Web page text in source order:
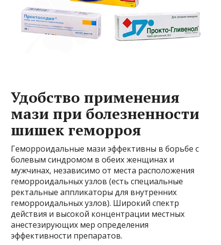
Удобство применения
мази при болезненности
шишек геморроя
Геморроидальные мази эффективны в борьбе с
болевым синдромом в обеих женщинах и
мужчинах, независимо от места расположения
геморроидальных узлов (есть специальные
ректальные аппликаторы для внутренних
геморроидальных узлов). Широкий спектр
действия и высокой концентрации местных
анестезирующих мер определения
эффективности препаратов.